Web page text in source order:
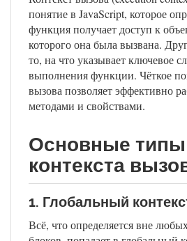
понятие в JavaScript, которое
функция получает доступ к
которого она была вызвана.
то, на что указывает ключевое
выполнения функции. Чёткое
вызова позволяет эффективно
методами и свойствами.
Основные типы
контекста
1. Глобальный
Всё, что определяется вне